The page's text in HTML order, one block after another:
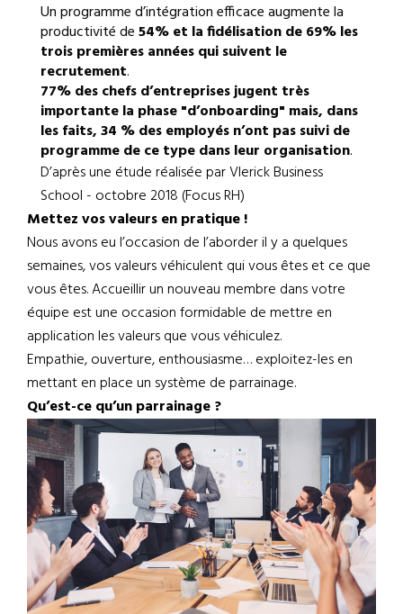
Un programme d’intégration efficace augmente la
productivité de54% et la fidélisation de 69% les
trois premières années qui suivent le
recrutement.
77% des chefs d’entreprises jugent très
importante la phase "d’onboarding" mais, dans
les faits, 34 % des employés n’ont pas suivi de
programme de ce type dans leur organisation.
D’après une étude réalisée par Vlerick Business
School - octobre 2018 (Focus RH)
Mettez vos valeurs en pratique !
Nous avons eu l’occasion de l’aborder il y a quelques
semaines, vos valeurs véhiculent qui vous êtes et ce que
vous êtes. Accueillir un nouveau membre dans votre
équipe est une occasion formidable de mettre en
application les valeurs que vous véhiculez.
Empathie, ouverture, enthousiasme… exploitez-les en
mettant en place un système de parrainage.
Qu’est-ce qu’un parrainage ?